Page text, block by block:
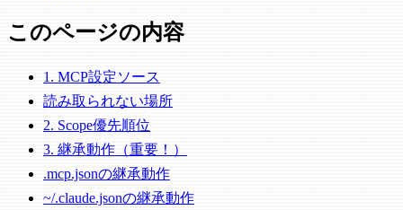
このページの内容
1. MCP設定ソース
読み取られない場所
2. Scope優先順位
3. 継承動作（重要！）
.mcp.jsonの継承動作
~/.claude.jsonの継承動作